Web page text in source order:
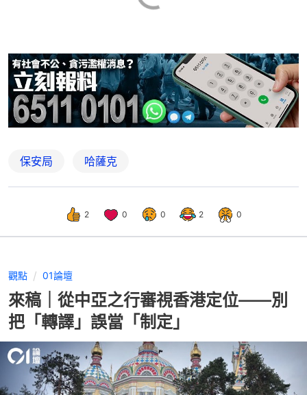
保安局 哈薩克
2 0 0 2 0
觀點 01論壇
來稿｜從中亞之行審視香港定位——別
把「轉譯」誤當「制定」